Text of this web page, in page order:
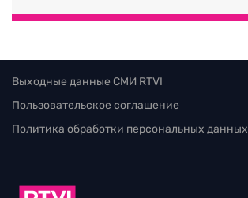
Выходные данные СМИ RTVI
Пользовательское соглашение
Политика обработки персональных данных